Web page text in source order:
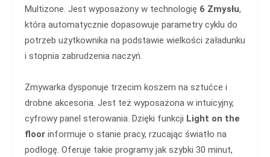
Multizone. Jest wyposażony w technologię 6 Zmysłu,
która automatycznie dopasowuje parametry cyklu do
potrzeb użytkownika na podstawie wielkości załadunku
i stopnia zabrudzenia naczyń.
Zmywarka dysponuje trzecim koszem na sztućce i
drobne akcesoria. Jest też wyposażona w intuicyjny,
cyfrowy panel sterowania. Dzięki funkcji Light on the
floor informuje o stanie pracy, rzucając światło na
podłogę. Oferuje takie programy jak szybki 30 minut,